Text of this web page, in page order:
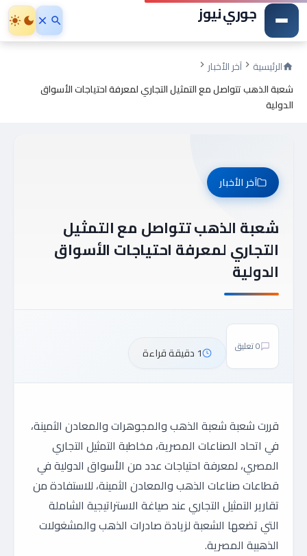
جوري نيوز
الرئيسية
آخر الأخبار
شعبة الذهب تتواصل مع التمثيل التجاري لمعرفة احتياجات الأسواق
الدولية
آخر الأخبار
شعبة الذهب تتواصل مع التمثيل
التجاري لمعرفة احتياجات الأسواق
الدولية
0 تعليق 1 دقيقة قراءة
قررت شعبة شعبة الذهب والمجوهرات والمعادن الثمينة،
في اتحاد الصناعات المصرية، مخاطبة التمثيل التجاري
المصري، لمعرفة احتياجات عدد من الأسواق الدولية في
قطاعات صناعات الذهب والمعادن الثمينة، للاستفادة من
تقارير التمثيل التجاري عند صياغة الاستراتيجية الشاملة
التي تضعها الشعبة لزيادة صادرات الذهب والمشغولات
الذهبية المصرية.